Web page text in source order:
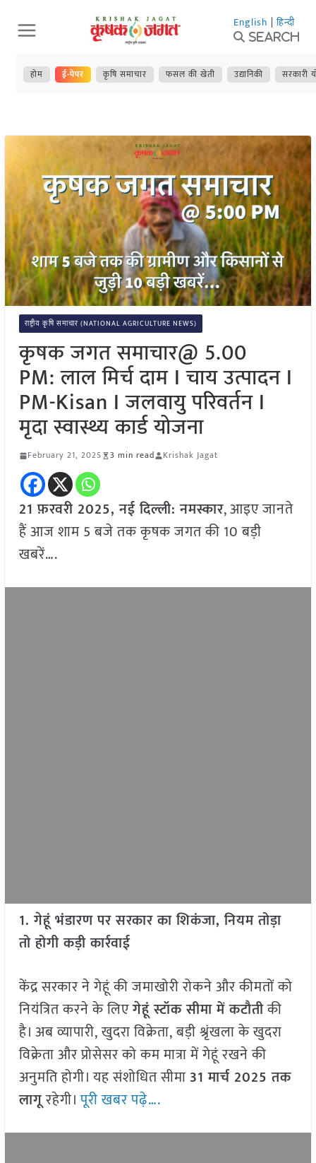
Skip
to
content
English | हिन्दी
Search
होम ई-पेपर कृषि समाचार फसल की खेती उद्यानिकी सरकारी
राष्ट्रीय कृषि समाचार (NATIONAL AGRICULTURE NEWS)
कृषक जगत समाचार@ 5.00
PM: लाल मिर्च दाम I चाय उत्पादन I
PM-Kisan I जलवायु परिवर्तन I
मृदा स्वास्थ्य कार्ड योजना
February 21, 2025 3 min read Krishak Jagat
21फ़रवरी2025, नई दिल्ली: नमस्कार, आइए जानते
हैं आज शाम 5 बजे तक कृषक जगत की 10 बड़ी
खबरें….
1. गेहूं भंडारण पर सरकार का शिकंजा, नियम तोड़ा
तो होगी कड़ी कार्रवाई
केंद्र सरकार ने गेहूं की जमाखोरी रोकने और कीमतों को
नियंत्रित करने के लिएगेहूं स्टॉक सीमा में कटौतीकी
है। अब व्यापारी, खुदरा विक्रेता, बड़ी श्रृंखला के खुदरा
विक्रेता और प्रोसेसर को कम मात्रा में गेहूं रखने की
अनुमति होगी। यह संशोधित सीमा 31 मार्च 2025 तक
लागूरहेगी।पूरी खबर पढ़े….